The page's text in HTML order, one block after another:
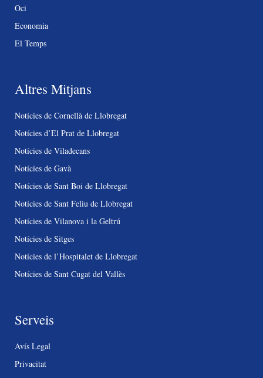
Oci
Economia
El Temps
Altres Mitjans
Notícies de Cornellà de Llobregat
Notícies d’El Prat de Llobregat
Notícies de Viladecans
Notícies de Gavà
Notícies de Sant Boi de Llobregat
Notícies de Sant Feliu de Llobregat
Notícies de Vilanova i la Geltrú
Notícies de Sitges
Notícies de l’Hospitalet de Llobregat
Notícies de Sant Cugat del Vallès
Serveis
Avís Legal
Privacitat